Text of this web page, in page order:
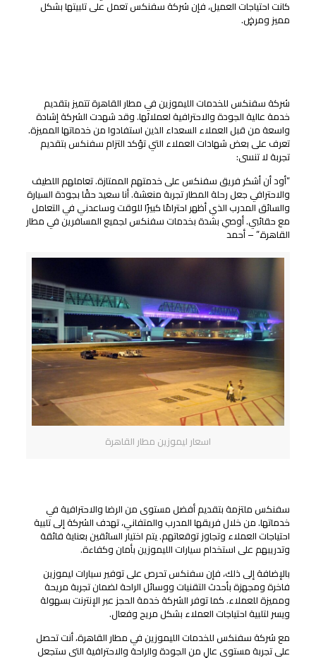
كانت احتياجات العميل، فإن شركة سفنكس تعمل على تلبيتها بشكل
مميز ومرضٍ.
شركة سفنكس للخدمات الليموزين في مطار القاهرة تتميز بتقديم
خدمة عالية الجودة والاحترافية لعملائها. وقد شهدت الشركة إشادة
واسعة من قبل العملاء السعداء الذين استفادوا من خدماتها المميزة.
تعرف على بعض شهادات العملاء التي تؤكد التزام سفنكس بتقديم
تجربة لا تنسى:
“أود أن أشكر فريق سفنكس على خدمتهم الممتازة. تعاملهم اللطيف
والاحترافي جعل رحلة المطار تجربة منعشة. أنا سعيد حقًا بجودة السيارة
والسائق المدرب الذي أظهر احترامًا كبيرًا للوقت وساعدني في التعامل
مع حقائبي. أوصي بشدة بخدمات سفنكس لجميع المسافرين في مطار
القاهرة.” – أحمد
اسعار ليموزين مطار القاهرة
سفنكس ملتزمة بتقديم أفضل مستوى من الرضا والاحترافية في
خدماتها. من خلال فريقها المدرب والمتفاني، تهدف الشركة إلى تلبية
احتياجات العملاء وتجاوز توقعاتهم. يتم اختيار السائقين بعناية فائقة
وتدريبهم على استخدام سيارات الليموزين بأمان وكفاءة.
بالإضافة إلى ذلك، فإن سفنكس تحرص على توفير سيارات ليموزين
فاخرة ومجهزة بأحدث التقنيات ووسائل الراحة لضمان تجربة مريحة
ومميزة للعملاء. كما توفر الشركة خدمة الحجز عبر الإنترنت بسهولة
ويسر لتلبية احتياجات العملاء بشكل مريح وفعال.
مع شركة سفنكس للخدمات الليموزين في مطار القاهرة، أنت تحصل
على تجربة مستوى عالٍ من الجودة والراحة والاحترافية التي ستجعل